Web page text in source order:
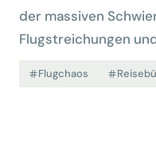
der massiven
Flugstreichungen
Flugchaos